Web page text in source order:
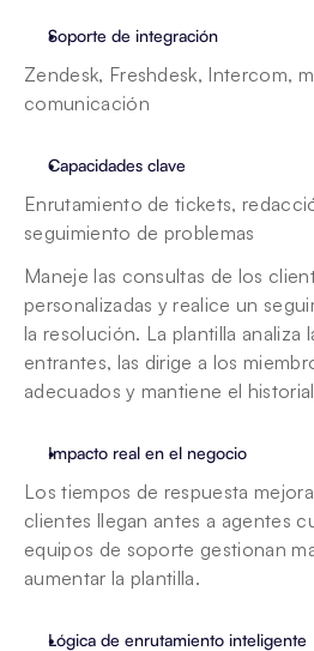
Soporte de integración
Zendesk, Freshdesk, Intercom,
comunicación
Capacidades clave
Enrutamiento de tickets,
seguimiento de problemas
Maneje las consultas de los
personalizadas y realice un
la resolución. La plantilla analiza
entrantes, las dirige a los
adecuados y mantiene el
Impacto real en el negocio
Los tiempos de respuesta
clientes llegan antes a agentes
equipos de soporte gestionan
aumentar la plantilla.
Lógica de enrutamiento inteligente